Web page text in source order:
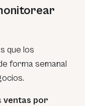
que los
forma semanal
ventas por